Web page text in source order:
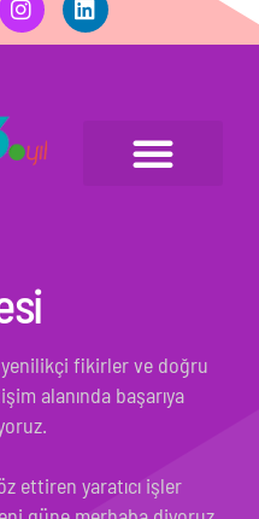
fikirler ve doğru
alanında başarıya
ettiren yaratıcı işler